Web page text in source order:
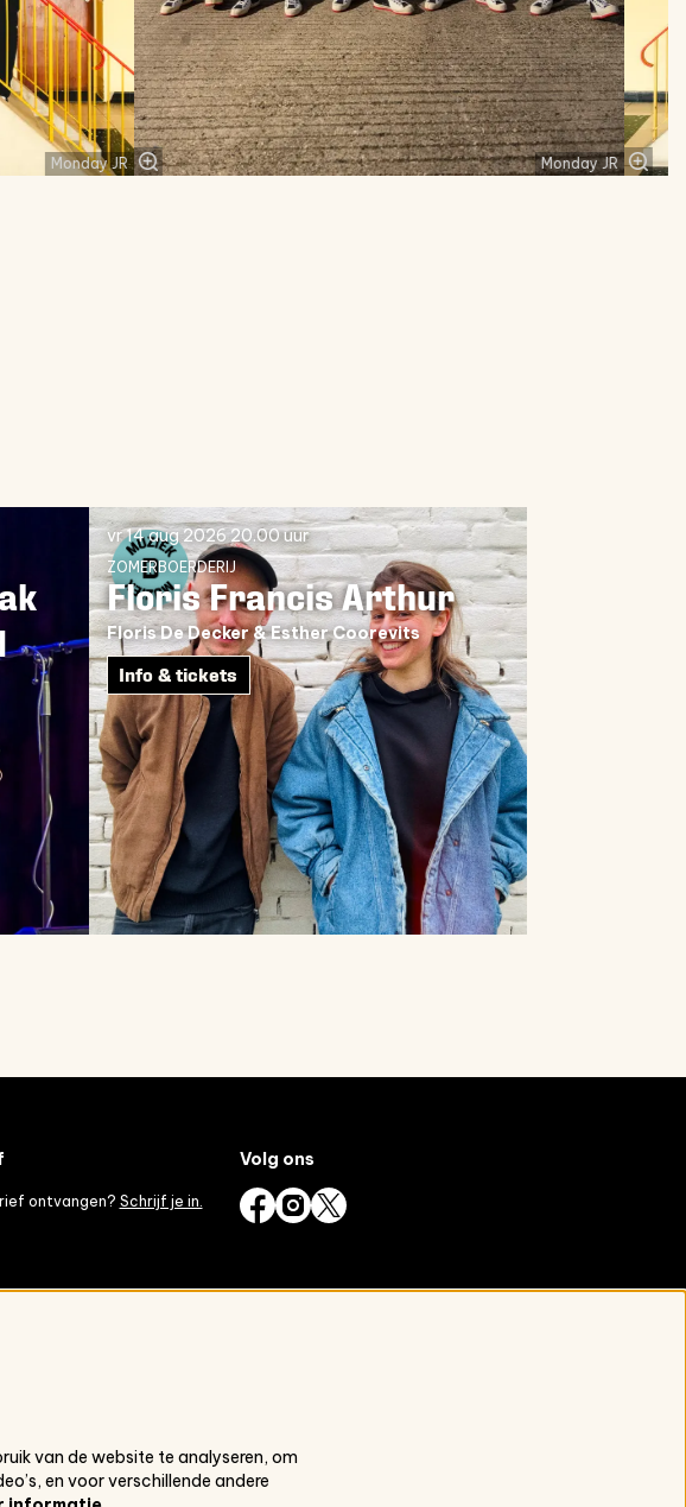
Monday JR Monday JR
Floris Francis Arthur
Floris De Decker & Esther Coorevits
ZOMERBOERDERIJ
vr 14 aug 202620.00 uur
Info & tickets
ontvangen? Schrijf je in.
Volg ons
van de website te analyseren, om
en voor verschillende andere